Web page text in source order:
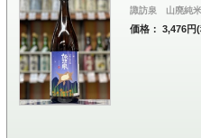
諏訪泉 山廃純
価格： 3,476円